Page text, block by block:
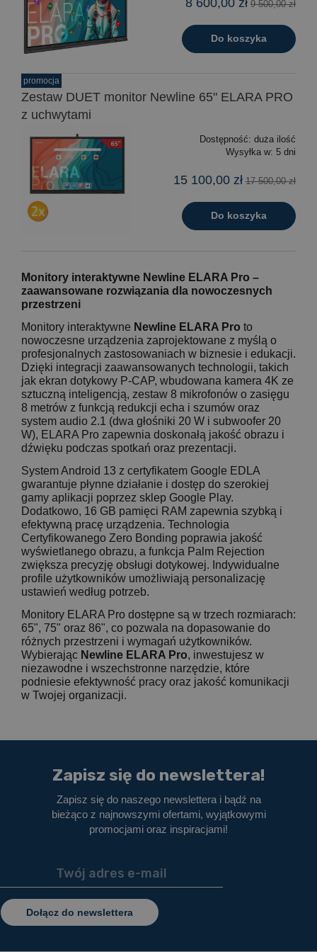
8 600,00 zł 9 500,00 zł
Do koszyka
Zestaw DUET monitor Newline 65" ELARA PRO
z uchwytami
Dostępność: duża ilość
Wysyłka w: 5 dni
15 100,00 zł 17 500,00 zł
Do koszyka
promocja
Monitory interaktywne Newline ELARA Pro –
zaawansowane rozwiązania dla nowoczesnych
przestrzeni
Monitory interaktywne Newline ELARA Pro to
nowoczesne urządzenia zaprojektowane z myślą o
profesjonalnych zastosowaniach w biznesie i edukacji.
Dzięki integracji zaawansowanych technologii, takich
jak ekran dotykowy P-CAP, wbudowana kamera 4K ze
sztuczną inteligencją, zestaw 8 mikrofonów o zasięgu
8 metrów z funkcją redukcji echa i szumów oraz
system audio 2.1 (dwa głośniki 20 W i subwoofer 20
W), ELARA Pro zapewnia doskonałą jakość obrazu i
dźwięku podczas spotkań oraz prezentacji.
System Android 13 z certyfikatem Google EDLA
gwarantuje płynne działanie i dostęp do szerokiej
gamy aplikacji poprzez sklep Google Play.
Dodatkowo, 16 GB pamięci RAM zapewnia szybką i
efektywną pracę urządzenia. Technologia
Certyfikowanego Zero Bonding poprawia jakość
wyświetlanego obrazu, a funkcja Palm Rejection
zwiększa precyzję obsługi dotykowej. Indywidualne
profile użytkowników umożliwiają personalizację
ustawień według potrzeb.
Monitory ELARA Pro dostępne są w trzech rozmiarach:
65", 75" oraz 86", co pozwala na dopasowanie do
różnych przestrzeni i wymagań użytkowników.
Wybierając Newline ELARA Pro, inwestujesz w
niezawodne i wszechstronne narzędzie, które
podniesie efektywność pracy oraz jakość komunikacji
w Twojej organizacji.
Zapisz się do newslettera!
Zapisz się do naszego newslettera i bądź na
bieżąco z najnowszymi ofertami, wyjątkowymi
promocjami oraz inspiracjami!
Dołącz do newslettera